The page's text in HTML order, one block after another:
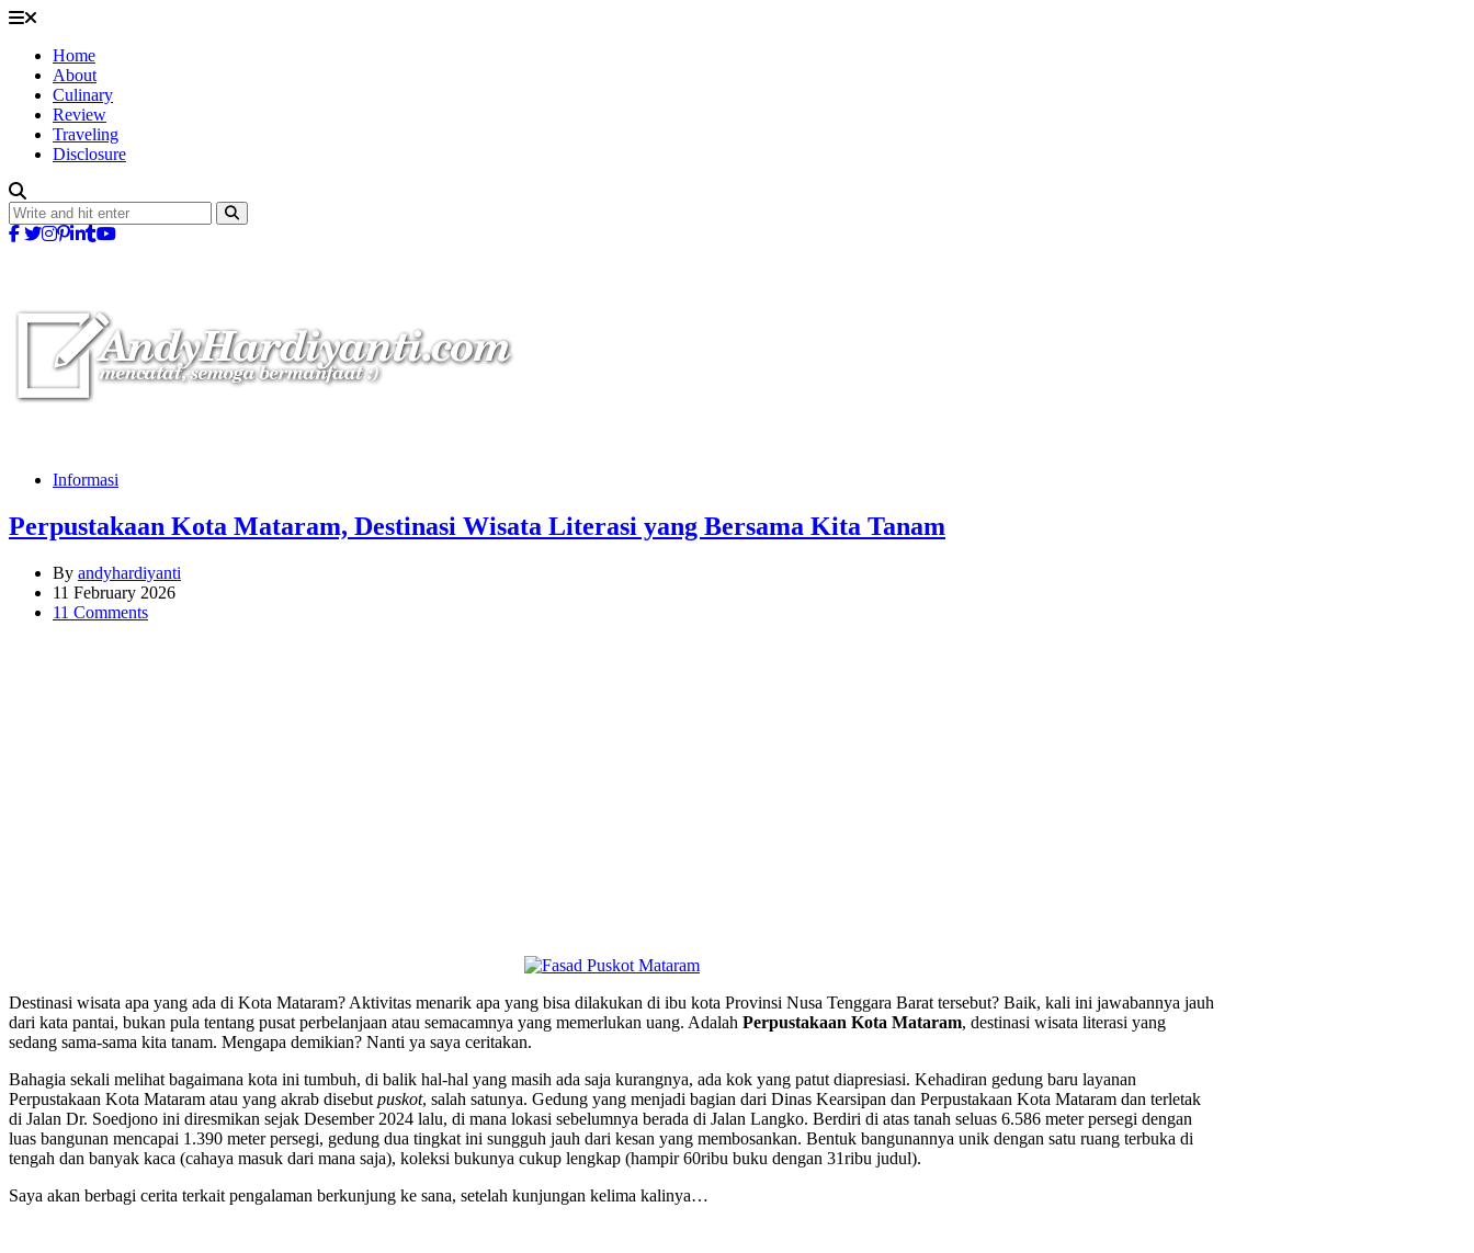
Home
About
Culinary
Review
Traveling
Disclosure
Informasi
Perpustakaan Kota Mataram, Destinasi Wisata Literasi yang Bersama Kita Tanam
By andyhardiyanti
11 February 2026
11 Comments
Destinasi wisata apa yang ada di Kota Mataram? Aktivitas menarik apa yang bisa dilakukan di ibu kota Provinsi Nusa Tenggara Barat tersebut? Baik, kali ini jawabannya jauh
dari kata pantai, bukan pula tentang pusat perbelanjaan atau semacamnya yang memerlukan uang. Adalah Perpustakaan Kota Mataram, destinasi wisata literasi yang
sedang sama-sama kita tanam. Mengapa demikian? Nanti ya saya ceritakan.
Bahagia sekali melihat bagaimana kota ini tumbuh, di balik hal-hal yang masih ada saja kurangnya, ada kok yang patut diapresiasi. Kehadiran gedung baru layanan
Perpustakaan Kota Mataram atau yang akrab disebut puskot, salah satunya. Gedung yang menjadi bagian dari Dinas Kearsipan dan Perpustakaan Kota Mataram dan terletak
di Jalan Dr. Soedjono ini diresmikan sejak Desember 2024 lalu, di mana lokasi sebelumnya berada di Jalan Langko. Berdiri di atas tanah seluas 6.586 meter persegi dengan
luas bangunan mencapai 1.390 meter persegi, gedung dua tingkat ini sungguh jauh dari kesan yang membosankan. Bentuk bangunannya unik dengan satu ruang terbuka di
tengah dan banyak kaca (cahaya masuk dari mana saja), koleksi bukunya cukup lengkap (hampir 60ribu buku dengan 31ribu judul).
Saya akan berbagi cerita terkait pengalaman berkunjung ke sana, setelah kunjungan kelima kalinya…